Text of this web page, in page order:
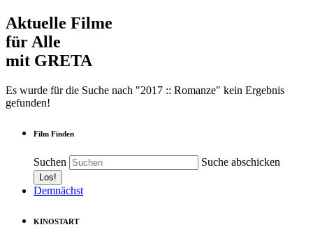
Aktuelle Filme
für Alle
mit GRETA
Es wurde für die Suche nach "2017 :: Romanze" kein Ergebnis
gefunden!
Film Finden
Suchen Suche abschicken
Demnächst
KINOSTART